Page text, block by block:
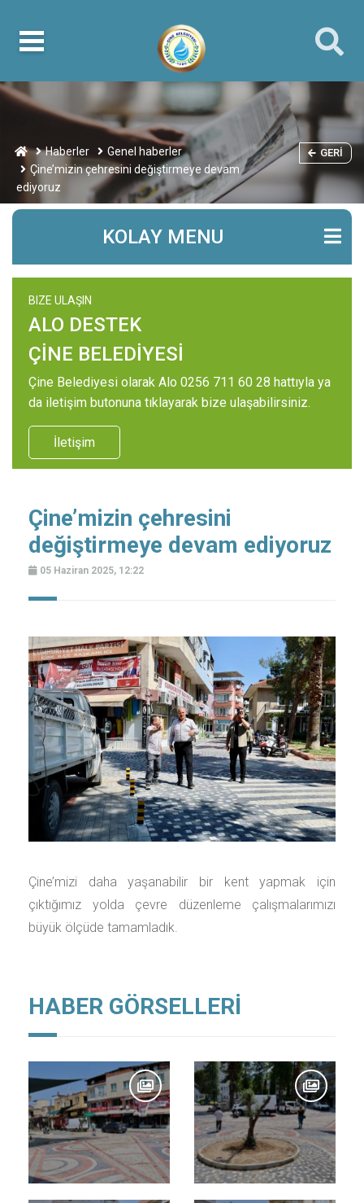
Haberler
Genel haberler
Çine’mizin çehresini değiştirmeye devam
ediyoruz
GERI
KOLAY MENU
BIZE ULAŞIN
ALO DESTEK
ÇİNE BELEDİYESİ
Çine Belediyesi olarak Alo 0256 711 60 28 hattıyla ya
da iletişim butonuna tıklayarak bize ulaşabilirsiniz.
İletişim
Çine’mizin çehresini
değiştirmeye devam ediyoruz
05 Haziran 2025, 12:22
Çine’mizi daha yaşanabilir bir kent yapmak için
çıktığımız yolda çevre düzenleme çalışmalarımızı
büyük ölçüde tamamladık.
HABER GÖRSELLERİ